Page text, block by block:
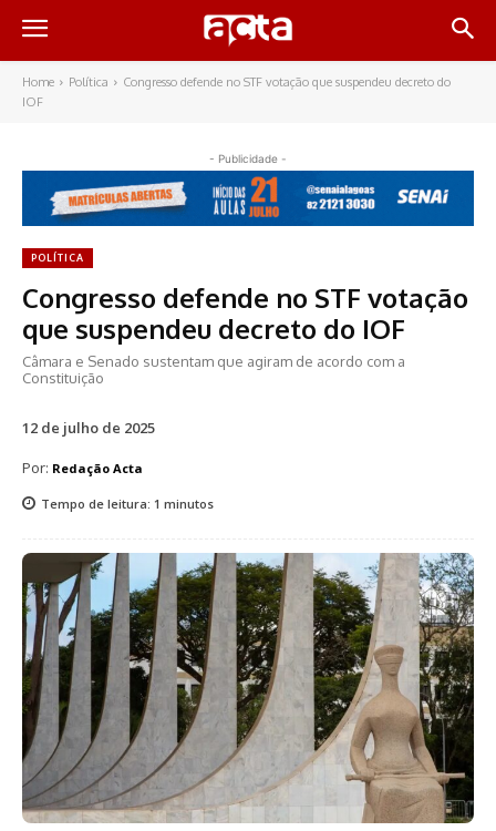
Home Política
Congresso defende no STF votação que suspendeu decreto do
IOF
- Publicidade -
POLÍTICA
Congresso defende no STF votação
que suspendeu decreto do IOF
Câmara e Senado sustentam que agiram de acordo com a
Constituição
12 de julho de 2025
Por: Redação Acta
Tempo de leitura: 1 minutos